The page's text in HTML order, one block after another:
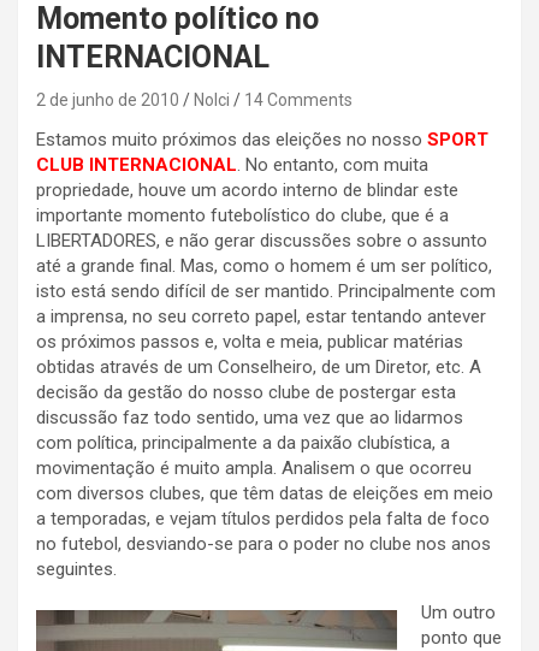
Momento político no
INTERNACIONAL
2 de junho de 2010 Nolci 14 Comments
Estamos muito próximos das eleições no nosso SPORT
CLUB INTERNACIONAL. No entanto, com muita
propriedade, houve um acordo interno de blindar este
importante momento futebolístico do clube, que é a
LIBERTADORES, e não gerar discussões sobre o assunto
até a grande final. Mas, como o homem é um ser político,
isto está sendo difícil de ser mantido. Principalmente com
a imprensa, no seu correto papel, estar tentando antever
os próximos passos e, volta e meia, publicar matérias
obtidas através de um Conselheiro, de um Diretor, etc. A
decisão da gestão do nosso clube de postergar esta
discussão faz todo sentido, uma vez que ao lidarmos
com política, principalmente a da paixão clubística, a
movimentação é muito ampla. Analisem o que ocorreu
com diversos clubes, que têm datas de eleições em meio
a temporadas, e vejam títulos perdidos pela falta de foco
no futebol, desviando-se para o poder no clube nos anos
seguintes.
Um outro
ponto que